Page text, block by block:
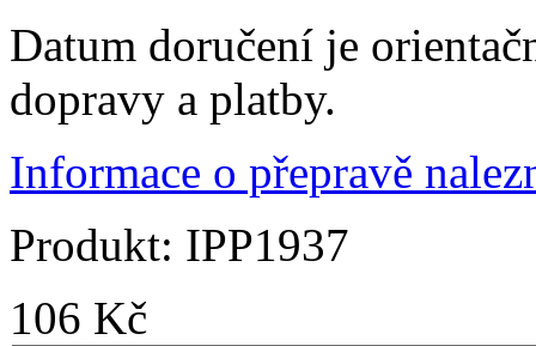
Datum doručení je
dopravy a platby.
Informace o přepravě
Produkt: IPP1937
106 Kč